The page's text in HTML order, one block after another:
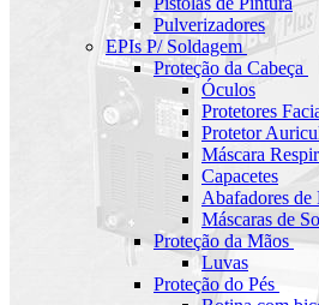
Pulverizadores
EPIs P/ Soldagem
Proteção da Cabeça
Óculos
Protetores
Protetor
Máscara
Capacetes
Abafadores de
Máscaras de
Proteção da Mãos
Luvas
Proteção do Pés